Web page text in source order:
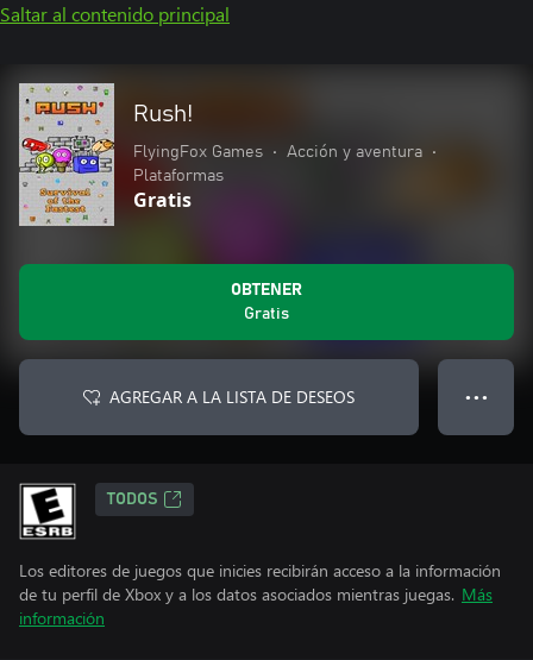
Saltar al contenido principal
Rush!
FlyingFox Games • Acción y aventura
•
Plataformas
Gratis
OBTENER
Gratis
AGREGAR A LA LISTA DE DESEOS ● ● ●
TODOS
Los editores de juegos que inicies recibirán acceso a la información
de tu perfil de Xbox y a los datos asociados mientras juegas. Más
información